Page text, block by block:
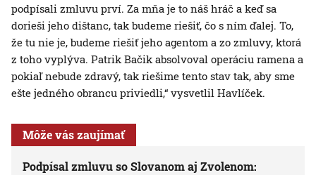
podpísali zmluvu prví. Za mňa je to náš hráč a keď sa
dorieši jeho dištanc, tak budeme riešiť, čo s ním ďalej. To,
že tu nie je, budeme riešiť jeho agentom a zo zmluvy, ktorá
z toho vyplýva. Patrik Bačik absolvoval operáciu ramena a
pokiaľ nebude zdravý, tak riešime tento stav tak, aby sme
ešte jedného obrancu priviedli,“ vysvetlil Havlíček.
Môže vás zaujímať
Podpísal zmluvu so Slovanom aj Zvolenom: